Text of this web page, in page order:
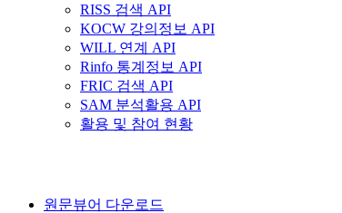
RISS 검색 API
KOCW 강의정보 API
WILL 연계 API
Rinfo 통계정보 API
FRIC 검색 API
SAM 분석활용 API
활용 및 참여 현황
원문뷰어 다운로드